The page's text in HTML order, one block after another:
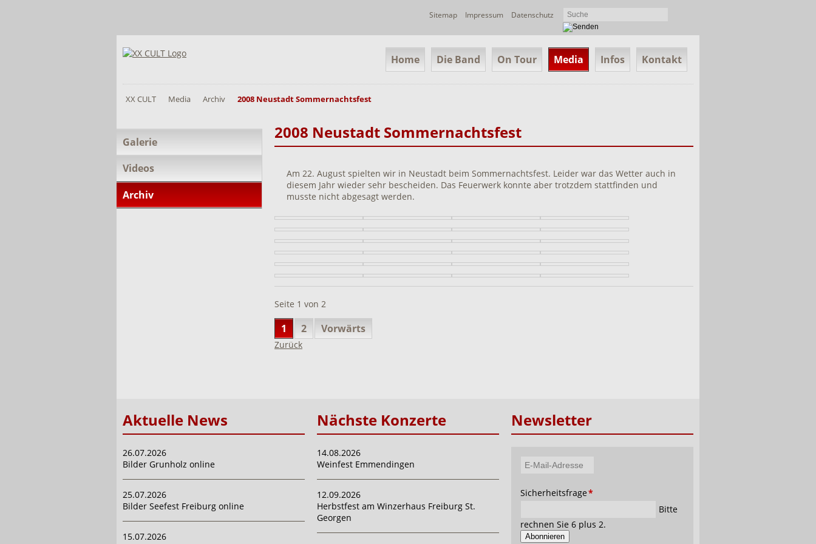
Navigation
Sitemap Impressum Datenschutz
überspringen
Home Die Band On Tour Media Infos Kontakt
XX CULT Media Archiv 2008 Neustadt Sommernachtsfest
2008 Neustadt Sommernachtsfest
Am 22. August spielten wir in Neustadt beim Sommernachtsfest. Leider war das Wetter auch in
diesem Jahr wieder sehr bescheiden. Das Feuerwerk konnte aber trotzdem stattfinden und
musste nicht abgesagt werden.
Seite 1 von 2
1 2 Vorwärts
Zurück
Navigation
überspringen
Galerie
Videos
Archiv
Aktuelle News
26.07.2026
Bilder Grunholz online
25.07.2026
Bilder Seefest Freiburg online
15.07.2026
Nächste Konzerte
14.08.2026
Weinfest Emmendingen
12.09.2026
Herbstfest am Winzerhaus Freiburg St.
Georgen
Newsletter
Adresse
Pflichtfeld
Sicherheitsfrage*
Bitte
rechnen Sie 6 plus 2.
Abonnieren